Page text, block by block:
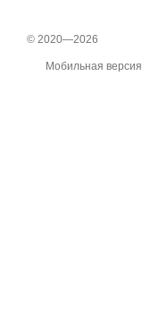
© 2020—2026
Мобильная версия